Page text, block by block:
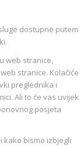
dostupne putem
web stranice,
stranice. Kolačiće
preglednika i
Ali to će vas uvijek
posjeta
kako bismo izbjegli